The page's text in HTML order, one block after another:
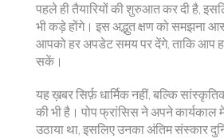
पहले ही तैयारियों की शुरुआत कर दी है,
भी कड़े होंगे। इस अद्भुत क्षण को समझना
आपको हर अपडेट समय पर देंगे, ताकि आप
सकें।
यह ख़बर सिर्फ़ धार्मिक नहीं, बल्कि
की भी है। पोप फ्रांसिस ने अपने कार्यकाल
उठाया था, इसलिए उनका अंतिम संस्कार